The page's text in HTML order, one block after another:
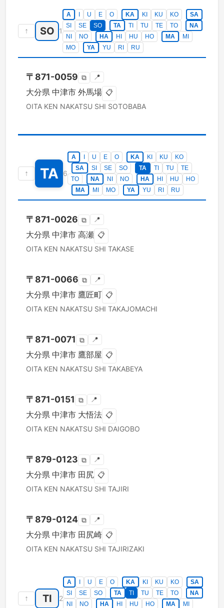
↑ SO 1
A U E O KA KI KU KO
SA
SI
SE SO TA TI TU TE TO
NA
NI
NO HA HI HU HO MA
MI
MO
YA YU RI RU
〒 871-0059 ⧉ 📍
大分県 中津市 外馬場 📋
OITA KEN NAKATSU SHI SOTOBABA
↑ TA 6
A U E O KA KI KU
KO
SA
SI SE SO TA TI TU
TE
TO
NA NI NO HA HI HU
HO
MA
MI MO YA YU RI RU
〒 871-0026 ⧉ 📍
大分県 中津市 高瀬 📋
OITA KEN NAKATSU SHI TAKASE
〒 871-0066 ⧉ 📍
大分県 中津市 鷹匠町 📋
OITA KEN NAKATSU SHI TAKAJOMACHI
〒 871-0071 ⧉ 📍
大分県 中津市 鷹部屋 📋
OITA KEN NAKATSU SHI TAKABEYA
〒 871-0151 ⧉ 📍
大分県 中津市 大悟法 📋
OITA KEN NAKATSU SHI DAIGOBO
〒 879-0123 ⧉ 📍
大分県 中津市 田尻 📋
OITA KEN NAKATSU SHI TAJIRI
〒 879-0124 ⧉ 📍
大分県 中津市 田尻崎 📋
OITA KEN NAKATSU SHI TAJIRIZAKI
↑ TI 2
A U E O KA KI KU KO
SA
SI
SE SO TA TI TU TE TO
NA
NI
NO HA HI HU HO MA
MI